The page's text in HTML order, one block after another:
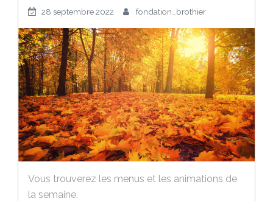
28 septembre 2022 fondation_brothier
Vous trouverez les menus et les animations de
la semaine.